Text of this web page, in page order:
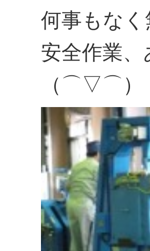
何事もな
安全作業
（⌒▽⌒）